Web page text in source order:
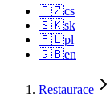
🇨🇿cs
🇸🇰sk
🇵🇱pl
🇬🇧en
Restaurace